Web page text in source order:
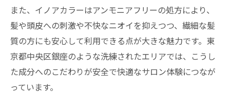
洗練された銀座エリアでのイノアカラー施
術体験
銀座で人気のイノアカラーが支持される背
景
頭皮に優しいイノアカラーの秘密を解明
イノアカラーの低刺激成分が頭皮を守る理
また、イノアカラーはアンモニアフリーの処方により、
髪や頭皮への刺激や不快なニオイを抑えつつ、繊細な髪
質の方にも安心して利用できる点が大きな魅力です。東
京都中央区銀座のような洗練されたエリアでは、こうし
た成分へのこだわりが安全で快適なサロン体験につなが
っています。